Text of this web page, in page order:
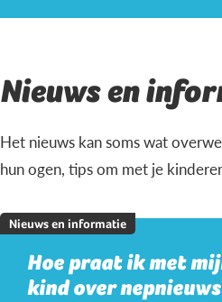
Nieuws en
Het nieuws kan soms wat
hun ogen, tips om met je
Nieuws en informatie
Hoe praat ik met
kind over